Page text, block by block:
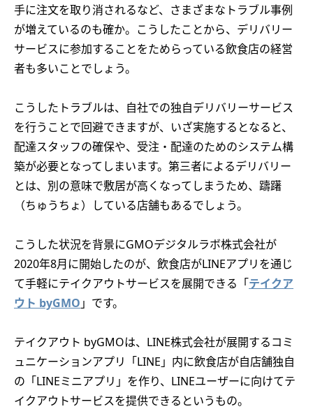
手に注文を取り消されるなど、さまざまなトラブル事例
が増えているのも確か。こうしたことから、デリバリー
サービスに参加することをためらっている飲食店の経営
者も多いことでしょう。
こうしたトラブルは、自社での独自デリバリーサービス
を行うことで回避できますが、いざ実施するとなると、
配達スタッフの確保や、受注・配達のためのシステム構
築が必要となってしまいます。第三者によるデリバリー
とは、別の意味で敷居が高くなってしまうため、躊躇
（ちゅうちょ）している店舗もあるでしょう。
こうした状況を背景にGMOデジタルラボ株式会社が
2020年8月に開始したのが、飲食店がLINEアプリを通じ
て手軽にテイクアウトサービスを展開できる「テイクア
ウト byGMO 」です。
テイクアウト byGMOは、LINE株式会社が展開するコミ
ュニケーションアプリ「LINE」内に飲食店が自店舗独自
の「LINEミニアプリ」を作り、LINEユーザーに向けてテ
イクアウトサービスを提供できるというもの。